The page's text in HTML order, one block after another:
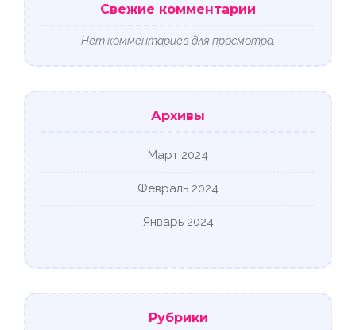
Свежие комментарии
Нет комментариев для просмотра.
Архивы
Март 2024
Февраль 2024
Январь 2024
Рубрики